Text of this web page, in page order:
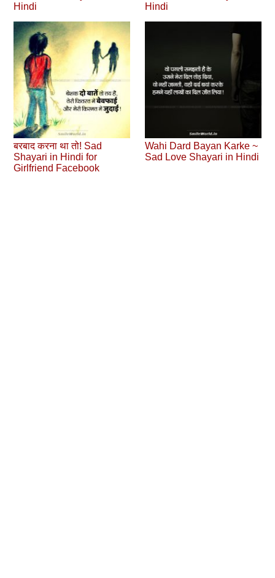
Hindi
Hindi
बरबाद करना था तो! Sad
Shayari in Hindi for
Girlfriend Facebook
Wahi Dard Bayan Karke ~
Sad Love Shayari in Hindi